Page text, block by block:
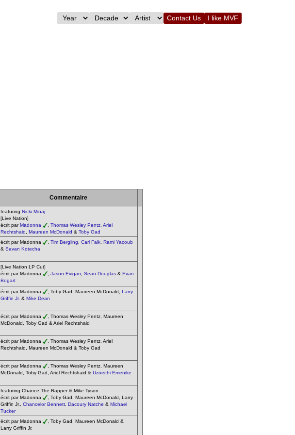
Contact Us I like MVF
Commentaire
featuring Nicki Minaj
[Live Nation]
écrit parMadonna Thomas Wesley Pentz Ariel
Rechtshaid
Maureen McDonald & Toby Gad
écrit par Madonna Tim Bergling Carl Falk Rami Yacoub
& Savan Kotecha
[Live Nation LP Cut]
écrit par Madonna
Jason Evigan Sean Douglas & Evan
Bogart
écrit par Madonna , Toby Gad, Maureen McDonald, Larry
Griffin Jr. & Mike Dean
écrit par Madonna
, Thomas Wesley Pentz, Maureen
McDonald, Toby Gad & Ariel Rechtshaid
écrit par Madonna
, Thomas Wesley Pentz, Ariel
Rechtshaid, Maureen McDonald & Toby Gad
écrit par Madonna
, Thomas Wesley Pentz, Maureen
McDonald, Toby Gad, Ariel Rechtshaid & Uzoechi Emenike
featuring Chance The Rapper & Mike Tyson
écrit par Madonna
, Toby Gad, Maureen McDonald, Larry
Griffin Jr., Chancelor Bennett Dacoury Natche & Michael
Tucker
écrit par Madonna
, Toby Gad, Maureen McDonald &
Larry Griffin Jr.